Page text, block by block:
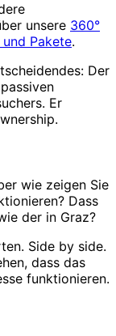
unsere 360°
und Pakete.
Der
Er
wie zeigen Sie
Dass
der in Graz?
Side by side.
dass das
funktionieren.